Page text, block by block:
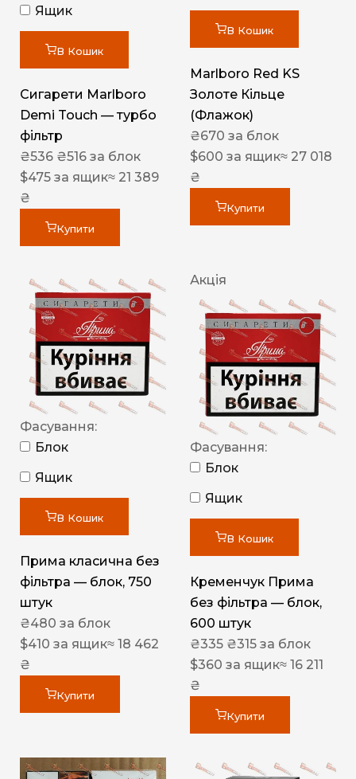
Ящик
В Кошик
Сигарети Marlboro
Demi Touch — турбо
фільтр
₴536 ₴516 за блок
$475 за ящик≈ 21 389
₴
Купити
В Кошик
Marlboro Red KS
Золоте Кільце
(Флажок)
₴670 за блок
$600 за ящик≈ 27 018
₴
Купити
Фасування:
Блок
Ящик
В Кошик
Прима класична без
фільтра — блок, 750
штук
₴480 за блок
$410 за ящик≈ 18 462
₴
Купити
Акція
Фасування:
Блок
Ящик
В Кошик
Кременчук Прима
без фільтра — блок,
600 штук
₴335 ₴315 за блок
$360 за ящик≈ 16 211
₴
Купити